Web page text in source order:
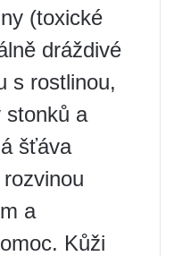
(toxické
dráždivé
s rostlinou,
stonků a
šťáva
a
Kůži